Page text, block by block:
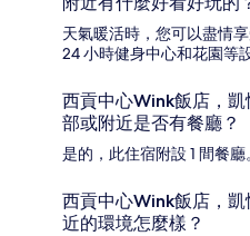
天氣暖活時，您可以盡情
24 小時健身中心和花園等
西貢中心Wink飯店，
部或附近是否有餐廳？
是的，此住宿附設 1 間餐廳。
西貢中心Wink飯店，
近的環境怎麼樣？